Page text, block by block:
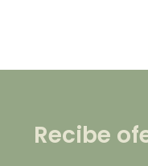
Recibe